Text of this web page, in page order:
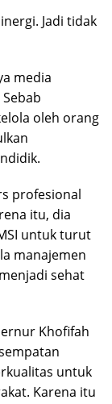
Jadi tidak
media
oleh orang
profesional
itu, dia
untuk turut
manajemen
sehat
Khofifah
untuk
Karena itu